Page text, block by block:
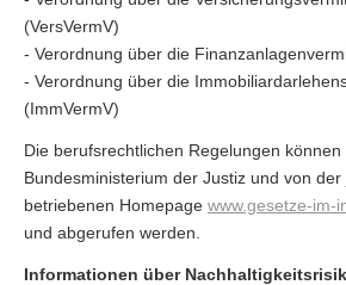
(VersVermV)
- Verordnung über die
- Verordnung über die
(ImmVermV)
Die berufsrechtlichen Regelungen
Bundesministerium der Justiz und von der
betriebenen Homepage www.gesetze-im-
und abgerufen werden.
Informationen über